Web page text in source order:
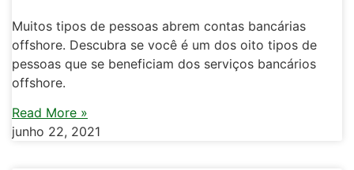
Muitos tipos de pessoas abrem contas bancárias
offshore. Descubra se você é um dos oito tipos de
pessoas que se beneficiam dos serviços bancários
offshore.
Read More »
junho 22, 2021